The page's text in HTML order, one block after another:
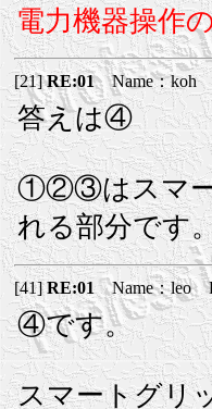
電力機器操作
[21]RE:01Name：koh
答えは④
①②③はスマー
れる部分です
[41]RE:01Name：leo
④です。
スマートグリ